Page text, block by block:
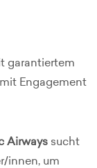
garantiertem
Engagement
Airways sucht
innen, um